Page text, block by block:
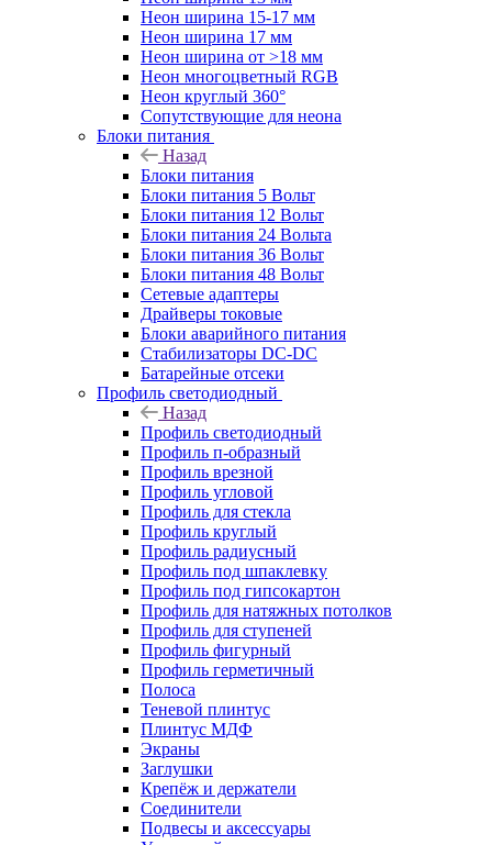
Неон ширина 15-17 мм
Неон ширина 17 мм
Неон ширина от >18 мм
Неон многоцветный RGB
Неон круглый 360°
Сопутствующие для неона
Блоки питания
Назад
Блоки питания
Блоки питания 5 Вольт
Блоки питания 12 Вольт
Блоки питания 24 Вольта
Блоки питания 36 Вольт
Блоки питания 48 Вольт
Сетевые адаптеры
Драйверы токовые
Блоки аварийного питания
Стабилизаторы DC-DC
Батарейные отсеки
Профиль светодиодный
Назад
Профиль светодиодный
Профиль п-образный
Профиль врезной
Профиль угловой
Профиль для стекла
Профиль круглый
Профиль радиусный
Профиль под шпаклевку
Профиль под гипсокартон
Профиль для натяжных потолков
Профиль для ступеней
Профиль фигурный
Профиль герметичный
Полоса
Теневой плинтус
Плинтус МДФ
Экраны
Заглушки
Крепёж и держатели
Соединители
Подвесы и аксессуары